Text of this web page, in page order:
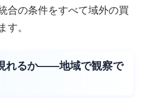
合の条件をすべて域外の買
す。
れるか——地域で観察で